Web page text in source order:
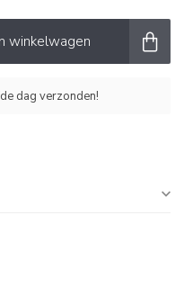
winkelwagen
dag verzonden!